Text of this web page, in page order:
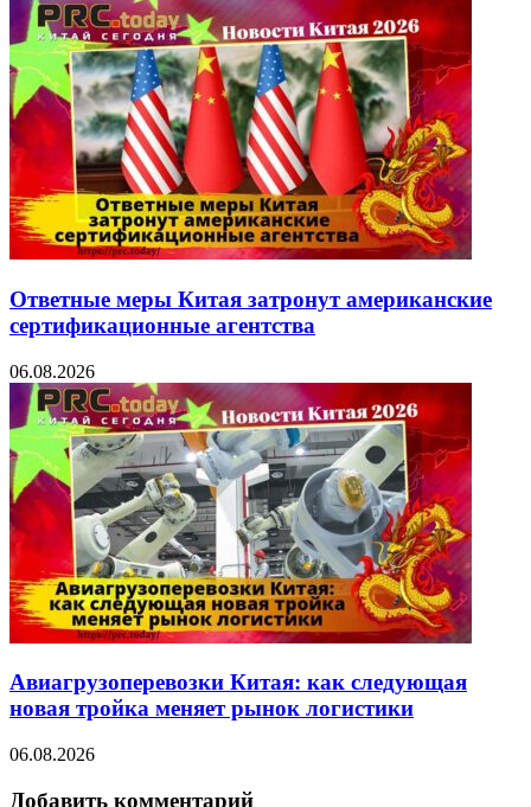
Ответные меры Китая затронут американские
сертификационные агентства
06.08.2026
Авиагрузоперевозки Китая: как следующая
новая тройка меняет рынок логистики
06.08.2026
Добавить комментарий